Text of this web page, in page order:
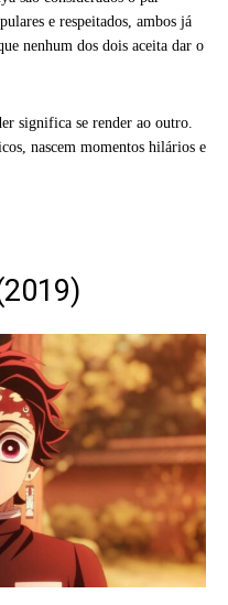
e respeitados, ambos já
nenhum dos dois aceita dar o
significa se render ao outro.
nascem momentos hilários e